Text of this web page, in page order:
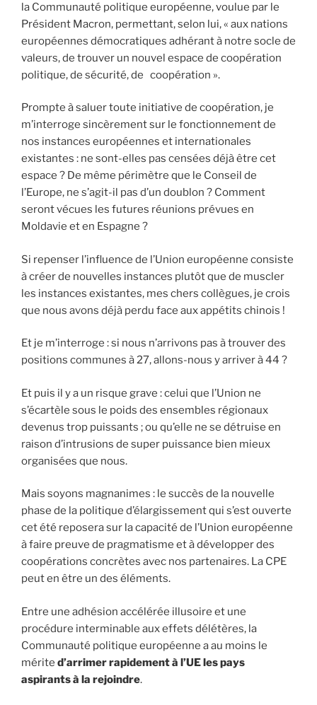
la Communauté politique européenne, voulue par le
Président Macron, permettant, selon lui, « aux nations
européennes démocratiques adhérant à notre socle de
valeurs, de trouver un nouvel espace de coopération
politique, de sécurité, de coopération ».
Prompte à saluer toute initiative de coopération, je
m’interroge sincèrement sur le fonctionnement de
nos instances européennes et internationales
existantes : ne sont-elles pas censées déjà être cet
espace ? De même périmètre que le Conseil de
l’Europe, ne s’agit-il pas d’un doublon ? Comment
seront vécues les futures réunions prévues en
Moldavie et en Espagne ?
Si repenser l’influence de l’Union européenne consiste
à créer de nouvelles instances plutôt que de muscler
les instances existantes, mes chers collègues, je crois
que nous avons déjà perdu face aux appétits chinois !
Et je m’interroge : si nous n’arrivons pas à trouver des
positions communes à 27, allons-nous y arriver à 44 ?
Et puis il y a un risque grave : celui que l’Union ne
s’écartèle sous le poids des ensembles régionaux
devenus trop puissants ; ou qu’elle ne se détruise en
raison d’intrusions de super puissance bien mieux
organisées que nous.
Mais soyons magnanimes : le succès de la nouvelle
phase de la politique d’élargissement qui s’est ouverte
cet été reposera sur la capacité de l’Union européenne
à faire preuve de pragmatisme et à développer des
coopérations concrètes avec nos partenaires. La CPE
peut en être un des éléments.
Entre une adhésion accélérée illusoire et une
procédure interminable aux effets délétères, la
Communauté politique européenne a au moins le
mérite d’arrimer rapidement à l’UE les pays
aspirants à la rejoindre.